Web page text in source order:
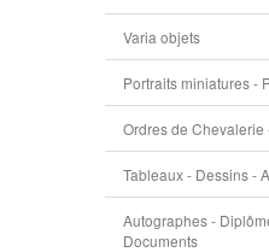
Varia objets
Portraits miniatures -
Ordres de Chevalerie
Tableaux - Dessins -
Autographes -
Documents